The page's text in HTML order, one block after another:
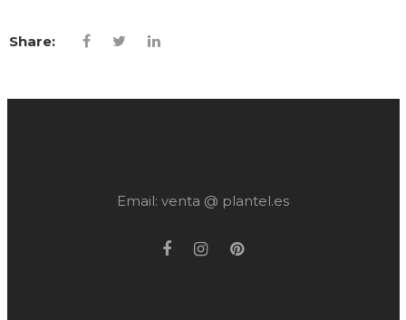
Share:
Email: venta @ plantel.es